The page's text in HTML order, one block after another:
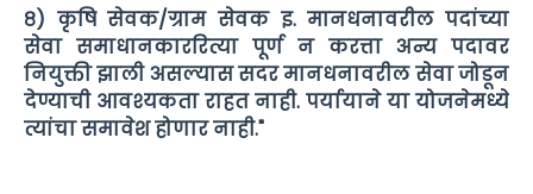
८) कृषि सेवक/ग्राम सेवक इ. मानधनावरील पदांच्या
सेवा समाधानकाररित्या पूर्ण न करत्ता अन्य पदावर
नियुक्ती झाली असल्यास सदर मानधनावरील सेवा जोडून
देण्याची आवश्यकता राहत नाही. पर्यायाने या योजनेमध्ये
त्यांचा समावेश होणार नाही."